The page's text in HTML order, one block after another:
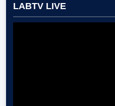
LABTV LIVE